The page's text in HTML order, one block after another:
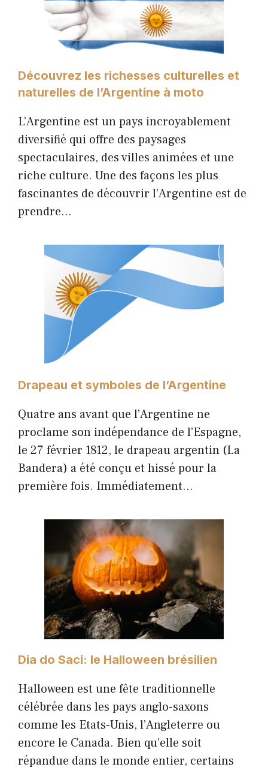
Découvrez les richesses culturelles et
naturelles de l’Argentine à moto
L’Argentine est un pays incroyablement
diversifié qui offre des paysages
spectaculaires, des villes animées et une
riche culture. Une des façons les plus
fascinantes de découvrir l’Argentine est de
prendre…
Drapeau et symboles de l’Argentine
Quatre ans avant que l’Argentine ne
proclame son indépendance de l’Espagne,
le 27 février 1812, le drapeau argentin (La
Bandera) a été conçu et hissé pour la
première fois. Immédiatement…
Dia do Saci: le Halloween brésilien
Halloween est une fête traditionnelle
célébrée dans les pays anglo-saxons
comme les Etats-Unis, l’Angleterre ou
encore le Canada. Bien qu’elle soit
répandue dans le monde entier, certains